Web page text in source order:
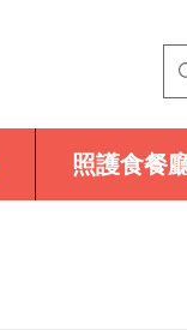
照護食餐